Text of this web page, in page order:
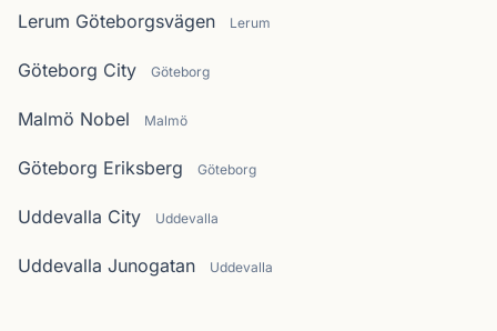
Lerum Göteborgsvägen Lerum
Göteborg City Göteborg
Malmö Nobel Malmö
Göteborg Eriksberg Göteborg
Uddevalla City Uddevalla
Uddevalla Junogatan Uddevalla